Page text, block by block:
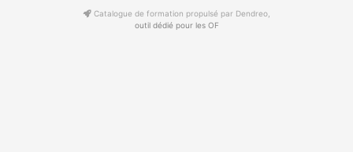
Catalogue de formation propulsé par Dendreo,
outil dédié pour les OF